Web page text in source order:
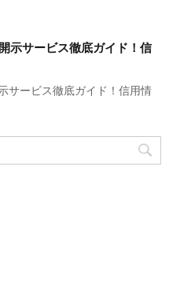
示サービス徹底ガイド！信
サービス徹底ガイド！信用情